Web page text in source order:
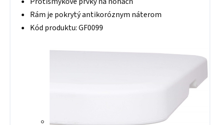
Rám je pokrytý antikoróznym náterom
Kód produktu: GF0099